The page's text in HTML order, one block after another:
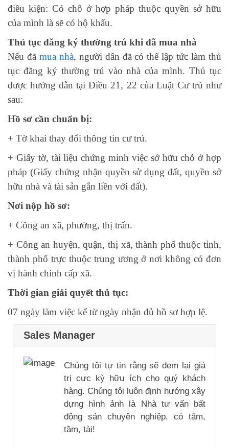
điều kiện: Có chỗ ở hợp pháp thuộc quyền sở hữu
của mình là sẽ có hộ khẩu.
Thủ tục đăng ký thường trú khi đã mua nhà
Nếu đã mua nhà, người dân đã có thể lập tức làm thủ
tục đăng ký thường trú vào nhà của mình. Thủ tục
được hướng dẫn tại Điều 21, 22 của Luật Cư trú như
sau:
Hồ sơ cần chuẩn bị:
+ Tờ khai thay đổi thông tin cư trú.
+ Giấy tờ, tài liệu chứng minh việc sở hữu chỗ ở hợp
pháp (Giấy chứng nhận quyền sử dụng đất, quyền sở
hữu nhà và tài sản gắn liền với đất).
Nơi nộp hồ sơ:
+ Công an xã, phường, thị trấn.
+ Công an huyện, quận, thị xã, thành phố thuộc tỉnh,
thành phố trực thuộc trung ương ở nơi không có đơn
vị hành chính cấp xã.
Thời gian giải quyết thủ tục:
07 ngày làm việc kể từ ngày nhận đủ hồ sơ hợp lệ.
Sales Manager
Chúng tôi tự tin rằng sẽ đem lại giá
trị cực kỳ hữu ích cho quý khách
hàng. Chúng tôi luôn định hướng xây
dựng hình ảnh là Nhà tư vấn bất
động sản chuyên nghiệp, có tâm,
tầm, tài!